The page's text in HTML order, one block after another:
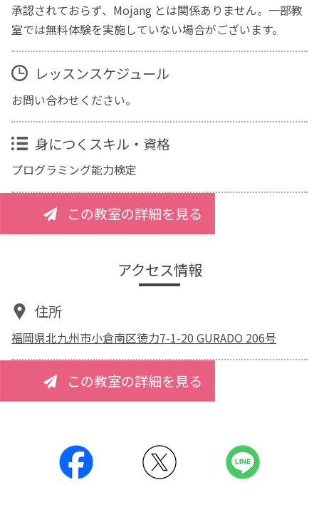
承認されておらず、Mojang とは関係ありません。一部教
室では無料体験を実施していない場合がございます。
レッスンスケジュール
お問い合わせください。
身につくスキル・資格
プログラミング能力検定
この教室の詳細を見る
アクセス情報
住所
福岡県北九州市小倉南区徳力7-1-20 GURADO 206号
この教室の詳細を見る